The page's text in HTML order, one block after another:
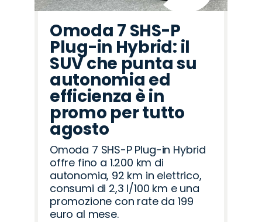
Omoda 7 SHS-P
Plug-in Hybrid: il
SUV che punta su
autonomia ed
efficienza è in
promo per tutto
agosto
Omoda 7 SHS-P Plug-in Hybrid
offre fino a 1.200 km di
autonomia, 92 km in elettrico,
consumi di 2,3 l/100 km e una
promozione con rate da 199
euro al mese.